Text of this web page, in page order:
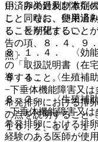
い、卵巣過剰刺激症
こと、なお、卵巣過
し、長期化すること
告の項、８．４、９
照〕。
８．４． 〈生殖補
−下垂体機能障害又
希発排卵における排
の点を説明すること
１０．２、１１．１
用済みの針及び本剤
し、同時に、使用済
ることが望ましい。
８．１．４． 〈効
の「取扱説明書（在
導すること。
８．２． 〈生殖補
−下垂体機能障害又
希発排卵における排
経験のある医師が使